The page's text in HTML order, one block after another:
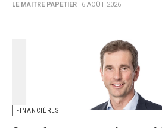
LE MAITRE PAPETIER 6 AOÛT 2026
FINANCIÈRES